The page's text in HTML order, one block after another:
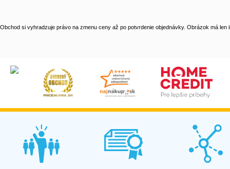
Obchod si vyhradzuje právo na zmenu ceny až po potvrdenie objednávky. Obrázok má len